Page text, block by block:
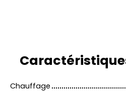
Chauffage